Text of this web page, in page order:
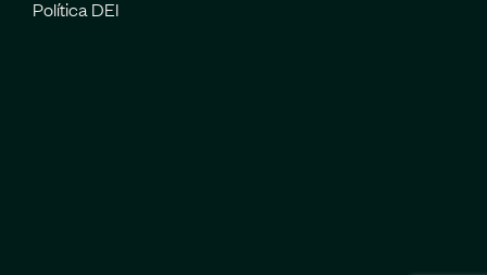
Política DEI